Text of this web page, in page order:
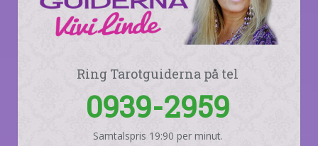
Ring Tarotguiderna på tel
0939-2959
Samtalspris 19:90 per minut.